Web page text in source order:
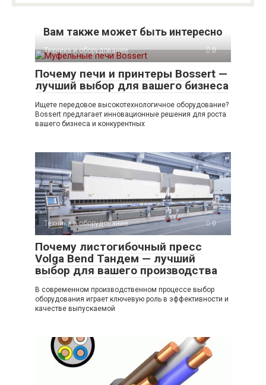
Вам также может быть интересно
Техника и оборудование 0
Почему печи и принтеры Bossert —
лучший выбор для вашего бизнеса
Ищете передовое высокотехнологичное оборудование?
Bossert предлагает инновационные решения для роста
вашего бизнеса и конкурентных
Техника и оборудование 0
Почему листогибочный пресс
Volga Bend Тандем — лучший
выбор для вашего производства
В современном производственном процессе выбор
оборудования играет ключевую роль в эффективности и
качестве выпускаемой